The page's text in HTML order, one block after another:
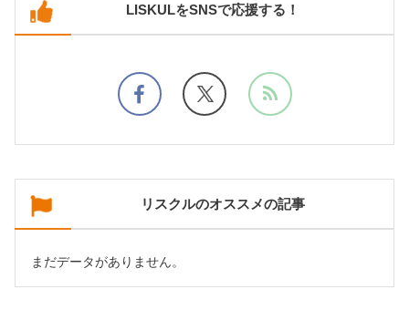
LISKULをSNSで応援する！
リスクルのオススメの記事
まだデータがありません。